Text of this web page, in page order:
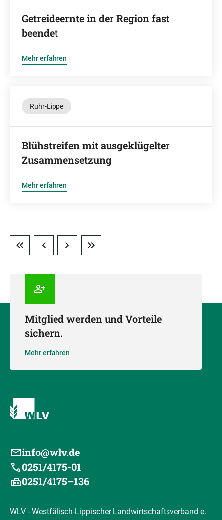
Getreideernte in der Region fast
beendet
Mehr erfahren
Ruhr-Lippe
Blühstreifen mit ausgeklügelter
Zusammensetzung
Mehr erfahren
Mitglied werden und Vorteile
sichern.
Mehr erfahren
info@wlv.de
0251/4175-01
0251/4175–136
WLV - Westfälisch-Lippischer Landwirtschaftsverband e.